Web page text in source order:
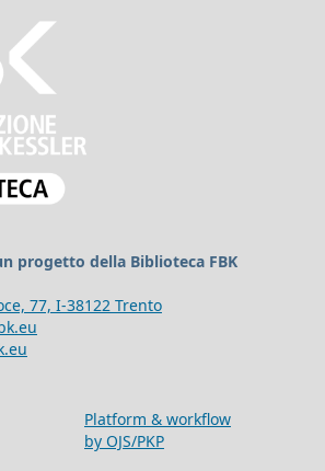
progetto della Biblioteca FBK
77, I-38122 Trento
Platform & workflow
by OJS/PKP